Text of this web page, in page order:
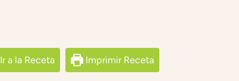
Ir a la Receta Imprimir Receta